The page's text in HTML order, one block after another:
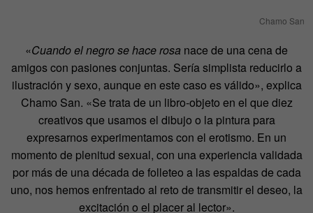
Chamo San
«Cuando el negro se hace rosa nace de una cena de
amigos con pasiones conjuntas. Sería simplista reducirlo a
ilustración y sexo, aunque en este caso es válido», explica
Chamo San. «Se trata de un libro-objeto en el que diez
creativos que usamos el dibujo o la pintura para
expresarnos experimentamos con el erotismo. En un
momento de plenitud sexual, con una experiencia validada
por más de una década de folleteo a las espaldas de cada
uno, nos hemos enfrentado al reto de transmitir el deseo, la
excitación o el placer al lector».